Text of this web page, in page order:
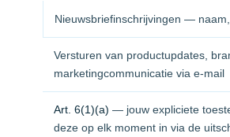
Nieuwsbriefinschrijvingen —
Versturen van productupdates,
marketingcommunicatie via e-mail
Art. 6(1)(a) — jouw expliciete
deze op elk moment in via de